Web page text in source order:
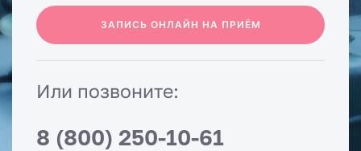
ЗАПИСЬ ОНЛАЙН НА ПРИЁМ
Или позвоните:
8 (800) 250-10-61